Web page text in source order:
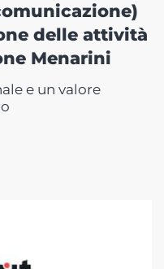
delle attività
Menarini
e un valore